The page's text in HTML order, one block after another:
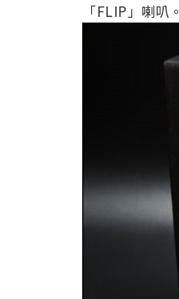
「FLIP」喇叭。